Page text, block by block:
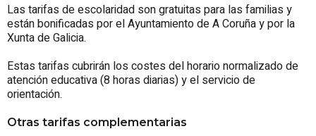
Las tarifas de escolaridad son gratuitas para las familias y
están bonificadas por el Ayuntamiento de A Coruña y por la
Xunta de Galicia.
Estas tarifas cubrirán los costes del horario normalizado de
atención educativa (8 horas diarias) y el servicio de
orientación.
Otras tarifas complementarias